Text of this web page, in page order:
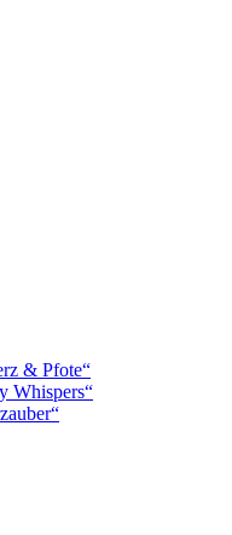
& Pfote“
Whispers“